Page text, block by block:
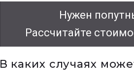
Нужен
Рассчитайте
В каких случаях